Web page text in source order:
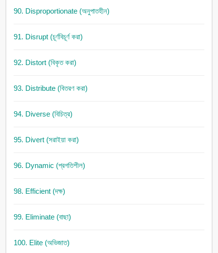
90. Disproportionate (অনুপাতহীন)
91. Disrupt (চূর্ণবিচূর্ণ করা)
92. Distort (বিকৃত করা)
93. Distribute (বিতরণ করা)
94. Diverse (বিচিত্র)
95. Divert (সরাইয়া করা)
96. Dynamic (প্রগতিশীল)
98. Efficient (দক্ষ)
99. Eliminate (বাছা)
100. Elite (অভিজাত)